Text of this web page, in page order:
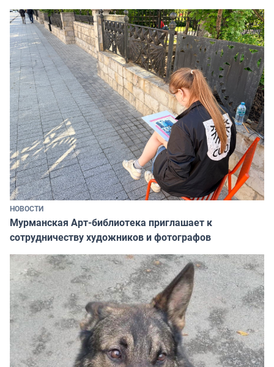
НОВОСТИ
Мурманская Арт-библиотека приглашает к
сотрудничеству художников и фотографов